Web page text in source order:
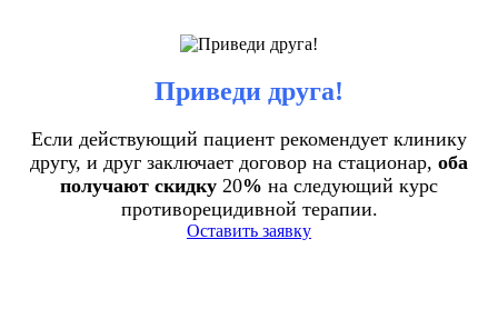
Приведи друга!
Если действующий пациент рекомендует клинику
другу, и друг заключает договор на стационар, оба
получают скидку 20% на следующий курс
противорецидивной терапии.
Оставить заявку